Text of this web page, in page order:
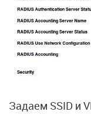
Задаем SSID и